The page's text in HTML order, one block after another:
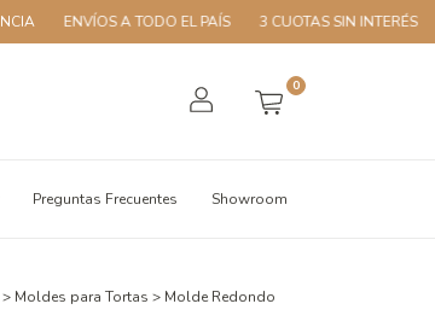
ENVÍOS A TODO EL PAÍS 3 CUOTAS SIN INTERÉS
0
Preguntas Frecuentes Showroom
> Moldes para Tortas > Molde Redondo